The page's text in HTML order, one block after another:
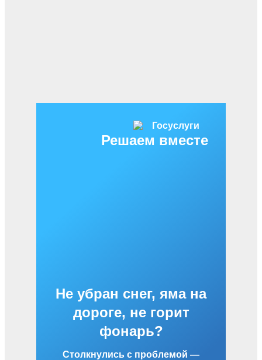
Решаем вместе
Не убран снег, яма на
дороге, не горит
фонарь?
Столкнулись с проблемой —